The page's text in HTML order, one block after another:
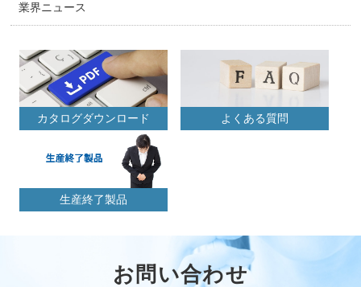
業界ニュース
カタログダウンロード よくある質問
生産終了製品
お問い合わせ